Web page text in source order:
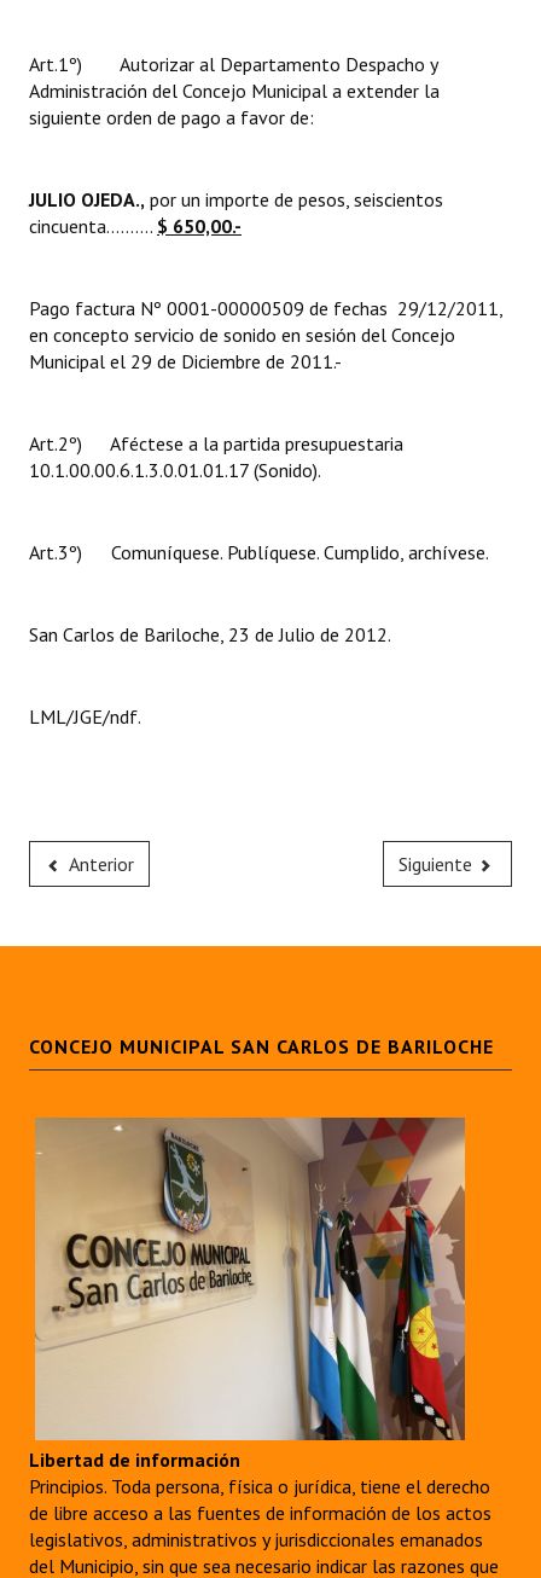
Noticias Destacadas
Registros y Distinciones
Premio al Mérito - Registro
Mujeres que Dejaron Huellas - Registro
Periodistas Decanos - Registro
Banca del Vecino - Registro
Antiguos Pobladores - Registro
Entrega de distinciones
Art.1º) Autorizar al Departamento Despacho y
Administración del Concejo Municipal a extender la
siguiente orden de pago a favor de:
JULIO OJEDA., por un importe de pesos, seiscientos
cincuenta………. $ 650,00.-
Pago factura Nº 0001-00000509 de fechas 29/12/2011,
en concepto servicio de sonido en sesión del Concejo
Municipal el 29 de Diciembre de 2011.-
Art.2º) Aféctese a la partida presupuestaria
10.1.00.00.6.1.3.0.01.01.17 (Sonido).
Art.3º) Comuníquese. Publíquese. Cumplido, archívese.
San Carlos de Bariloche, 23 de Julio de 2012.
LML/JGE/ndf.
Anterior Siguiente
CONCEJO MUNICIPAL SAN CARLOS DE BARILOCHE
Libertad de información
Principios. Toda persona, física o jurídica, tiene el derecho
de libre acceso a las fuentes de información de los actos
legislativos, administrativos y jurisdiccionales emanados
del Municipio, sin que sea necesario indicar las razones que